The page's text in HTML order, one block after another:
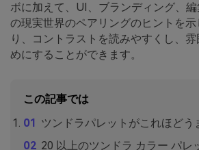
ボに加えて、UI、ブランディング、
の現実世界のペアリングのヒントを示
り、コントラストを読みやすくし、
めにすることができます。
この記事では
ツンドラパレットがこれほどう
20 以上のツンドラ カラー パレ